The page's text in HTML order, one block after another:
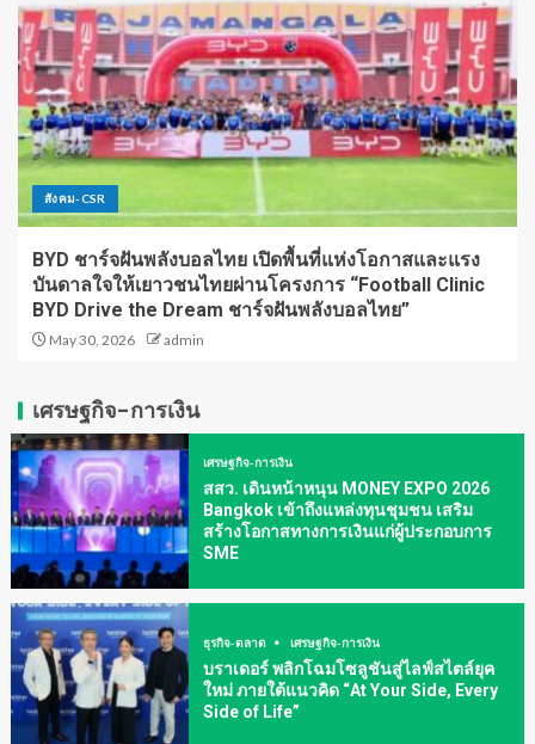
สังคม-CSR
BYD ชาร์จฝันพลังบอลไทย เปิดพื้นที่แห่งโอกาสและแรง
บันดาลใจให้เยาวชนไทยผ่านโครงการ “Football Clinic
BYD Drive the Dream ชาร์จฝันพลังบอลไทย”
May 30, 2026 admin
เศรษฐกิจ-การเงิน
เศรษฐกิจ-การเงิน
สสว. เดินหน้าหนุน MONEY EXPO 2026
Bangkok เข้าถึงแหล่งทุนชุมชน เสริม
สร้างโอกาสทางการเงินแก่ผู้ประกอบการ
SME
ธุรกิจ-ตลาด เศรษฐกิจ-การเงิน
บราเดอร์ พลิกโฉมโซลูชันสู่ไลฟ์สไตล์ยุค
ใหม่ ภายใต้แนวคิด “At Your Side, Every
Side of Life”